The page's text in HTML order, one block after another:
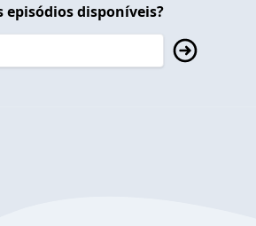
disponíveis?